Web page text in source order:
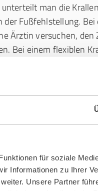
für soziale
Informationen zu Ihrer
Unsere Partner
man die
der Fußfehlstellung.
Ärztin versuchen,
Bei einem flexiblen
hingegen zeichnet
aus, wodurch sich